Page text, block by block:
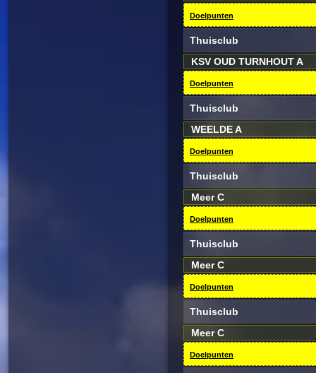
Doelpunten
Thuisclub
KSV OUD TURNHOUT A
Doelpunten
Thuisclub
WEELDE A
Doelpunten
Thuisclub
Meer C
Doelpunten
Thuisclub
Meer C
Doelpunten
Thuisclub
Meer C
Doelpunten